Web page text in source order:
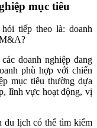
mục tiêu
tiếp theo là: doanh
doanh nghiệp đang
phù hợp với chiến
mục tiêu thường dựa
lĩnh vực hoạt động, vị
du lịch có thể tìm kiếm